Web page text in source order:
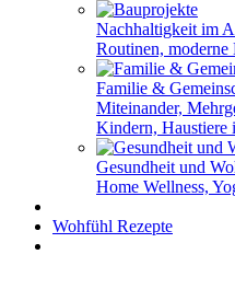
Nachhaltigkeit im
Routinen, moderne
Familie &
Miteinander,
Kindern, Haustiere
Gesundheit und
Home Wellness,
Wohfühl Rezepte